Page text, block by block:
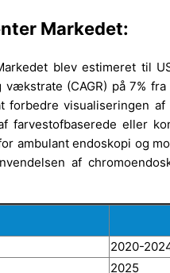
Markedet:
blev estimeret til
(CAGR) på 7%
visualiseringen af
farvestofbaserede eller
ambulant endoskopi og
af
2020-
2025